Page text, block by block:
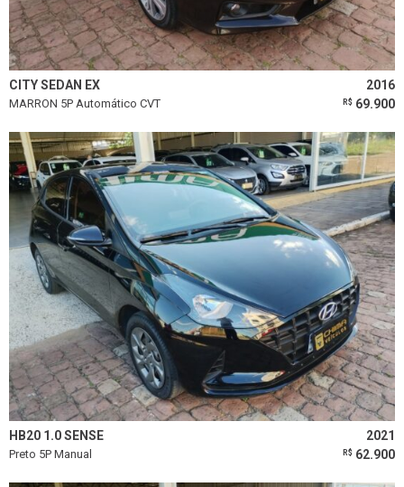
CITY SEDAN EX 2016
MARRON 5P Automático CVT R$ 69.900
HB20 1.0 SENSE 2021
Preto 5P Manual R$ 62.900